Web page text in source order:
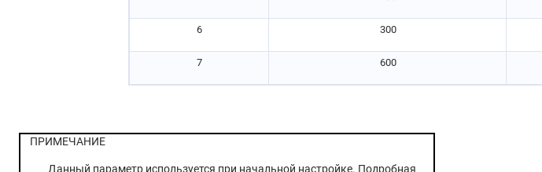
6 300
7 600
ПРИМЕЧАНИЕ
Данный параметр используется при начальной настройке. Подробная